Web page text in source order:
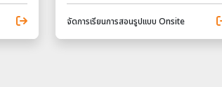
จัดการเรียนการสอนรูปแบบ Onsite